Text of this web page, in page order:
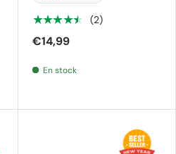
★★★★★ (2)
€14,99
En stock